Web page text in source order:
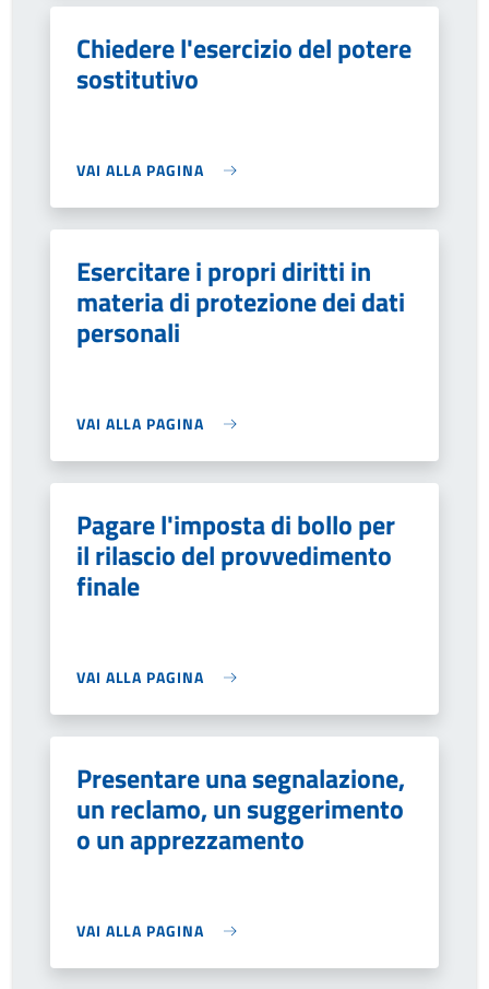
Chiedere l'esercizio del potere
sostitutivo
VAI ALLA PAGINA
Esercitare i propri diritti in
materia di protezione dei dati
personali
VAI ALLA PAGINA
Pagare l'imposta di bollo per
il rilascio del provvedimento
finale
VAI ALLA PAGINA
Presentare una segnalazione,
un reclamo, un suggerimento
o un apprezzamento
VAI ALLA PAGINA